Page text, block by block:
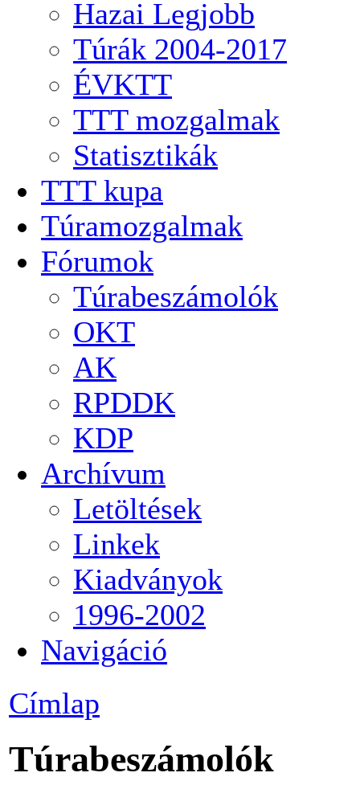
Hazai Legjobb
Túrák 2004-2017
ÉVKTT
TTT mozgalmak
Statisztikák
TTT kupa
Túramozgalmak
Fórumok
Túrabeszámolók
OKT
AK
RPDDK
KDP
Archívum
Letöltések
Linkek
Kiadványok
1996-2002
Navigáció
Címlap
Túrabeszámolók